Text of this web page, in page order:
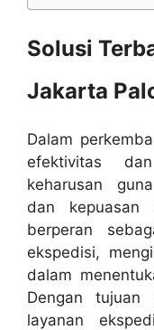
Solusi
Jakarta
Dalam
efektivitas
keharusan
dan kepuasan
berperan
ekspedisi,
dalam
Dengan tujuan
layanan